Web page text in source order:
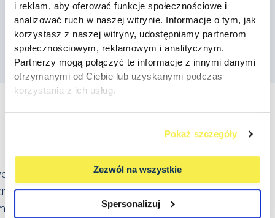
i reklam, aby oferować funkcje społecznościowe i
analizować ruch w naszej witrynie. Informacje o tym, jak
korzystasz z naszej witryny, udostępniamy partnerom
społecznościowym, reklamowym i analitycznym.
Partnerzy mogą połączyć te informacje z innymi danymi
otrzymanymi od Ciebie lub uzyskanymi podczas
korzystania z ich usług.
Pokaż szczegóły
Zezwól na wszystkie
Spersonalizuj
finansowania. W natłoku tych priorytetów łatwo […]
Qmatch Consulting Sp. z o.o.
Ul. Świeradowska 47
02-662 Warszawa
NIP: PL5214022869